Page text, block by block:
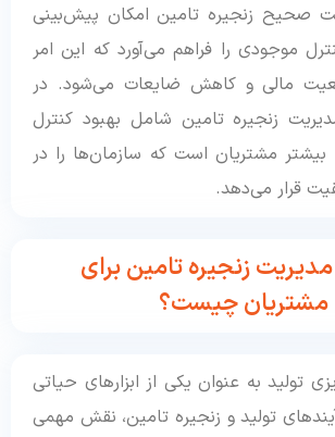
صحیح زنجیره تامین امکان پیش‌بینی
موجودی را فراهم می‌آورد که این امر
مالی و کاهش ضایعات می‌شود. در
زنجیره تامین شامل بهبود کنترل
مشتریان است که سازمان‌ها را در
قرار می‌دهد.
زنجیره تامین برای
مشتریان چیست؟
تولید به عنوان یکی از ابزارهای حیاتی
تولید و زنجیره تامین، نقش مهمی